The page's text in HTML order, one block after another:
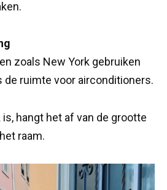
zoals New York gebruiken
ruimte voor airconditioners.
hangt het af van de grootte
raam.